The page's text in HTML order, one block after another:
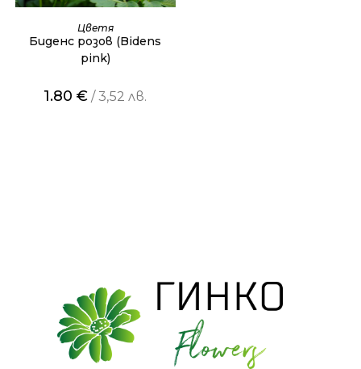
ОЩЕ
Цветя
Биденс розов (Bidens
pink)
1.80€ / 3,52 лв.